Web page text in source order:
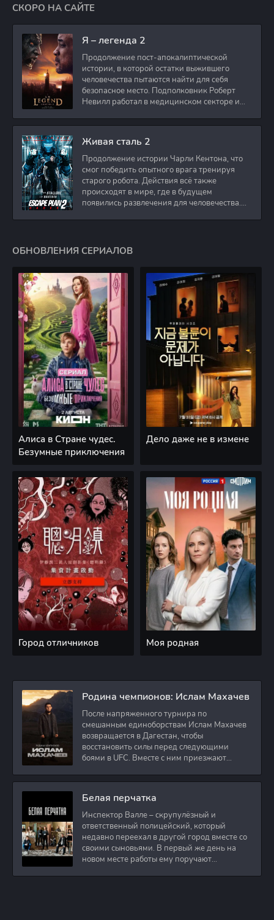
СКОРО НА САЙТЕ
Я – легенда 2
Продолжение пост-апокалиптической
истории, в которой остатки выжившего
человечества пытаются найти для себя
безопасное место. Подполковник Роберт
Невилл работал в медицинском секторе и
Живая сталь 2
Продолжение истории Чарли Кентона, что
смог победить опытного врага тренируя
старого робота. Действия всё также
происходят в мире, где в будущем
появились развлечения для человечества.
ОБНОВЛЕНИЯ СЕРИАЛОВ
Алиса в Стране чудес.
Безумные приключения
Дело даже не в измене
Город отличников Моя родная
Родина чемпионов: Ислам Махачев
После напряженного турнира по
смешанным единоборствам Ислам Махачев
возвращается в Дагестан, чтобы
восстановить силы перед следующими
боями в UFC. Вместе с ним приезжают
Белая перчатка
Инспектор Валле – скрупулёзный и
ответственный полицейский, который
недавно переехал в другой город вместе со
своими сыновьями. В первый же день на
новом месте работы ему поручают